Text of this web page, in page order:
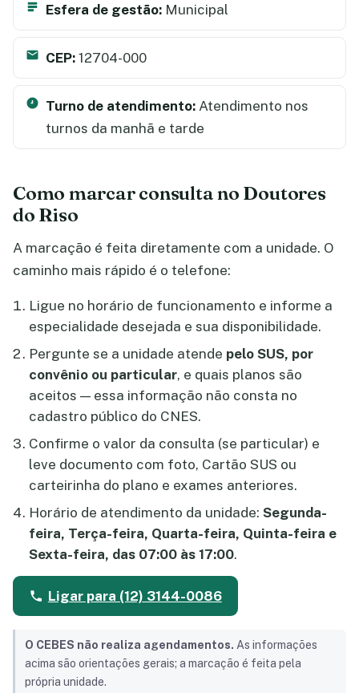
Esfera de gestão: Municipal
CEP: 12704-000
Turno de atendimento: Atendimento nos
turnos da manhã e tarde
Como marcar consulta no Doutores
do Riso
A marcação é feita diretamente com a unidade. O
caminho mais rápido é o telefone:
Ligue no horário de funcionamento e informe a
especialidade desejada e sua disponibilidade.
Pergunte se a unidade atende pelo SUS, por
convênio ou particular, e quais planos são
aceitos — essa informação não consta no
cadastro público do CNES.
Confirme o valor da consulta (se particular) e
leve documento com foto, Cartão SUS ou
carteirinha do plano e exames anteriores.
Horário de atendimento da unidade: Segunda-
feira, Terça-feira, Quarta-feira, Quinta-feira e
Sexta-feira, das 07:00 às 17:00.
Ligar para (12) 3144-0086
O CEBES não realiza agendamentos. As informações
acima são orientações gerais; a marcação é feita pela
própria unidade.